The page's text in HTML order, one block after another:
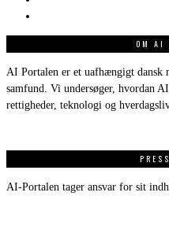
OM AI
AI Portalen er et uafhængigt dansk
samfund. Vi undersøger, hvordan
rettigheder, teknologi og
AI-Portalen tager ansvar for sit